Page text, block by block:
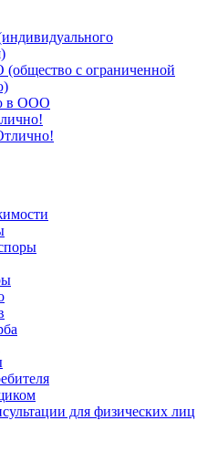
с ограниченной
в ООО
для физических лиц